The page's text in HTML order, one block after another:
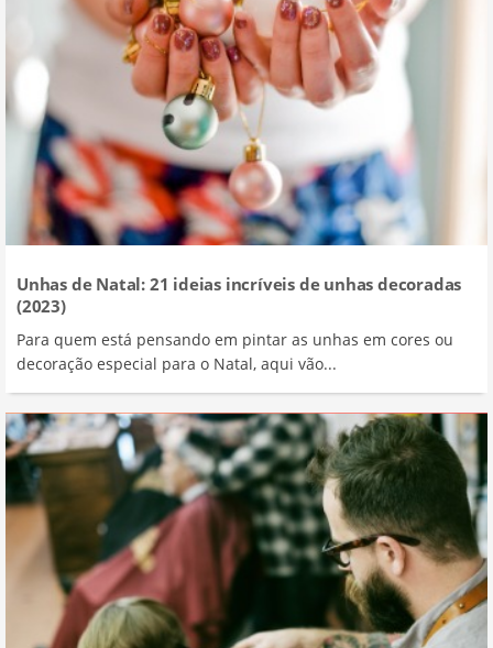
Unhas de Natal: 21 ideias incríveis de unhas decoradas
(2023)
Para quem está pensando em pintar as unhas em cores ou
decoração especial para o Natal, aqui vão...